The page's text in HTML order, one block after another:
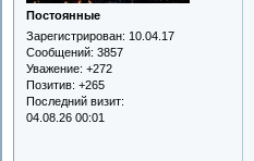
Постоянные
Зарегистрирован: 10.04.17
Сообщений: 3857
Уважение: +272
Позитив: +265
Последний визит:
04.08.26 00:01